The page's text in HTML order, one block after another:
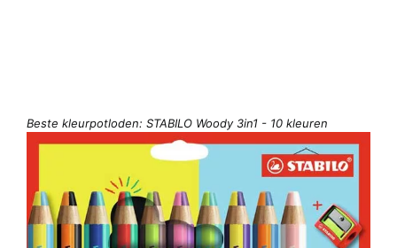
Beste kleurpotloden: STABILO Woody 3in1 - 10 kleuren